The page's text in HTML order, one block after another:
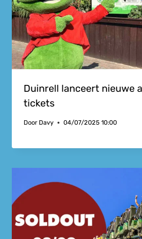
Duinrell lanceert nieuwe
tickets
Door Davy 04/07/2025 10:00